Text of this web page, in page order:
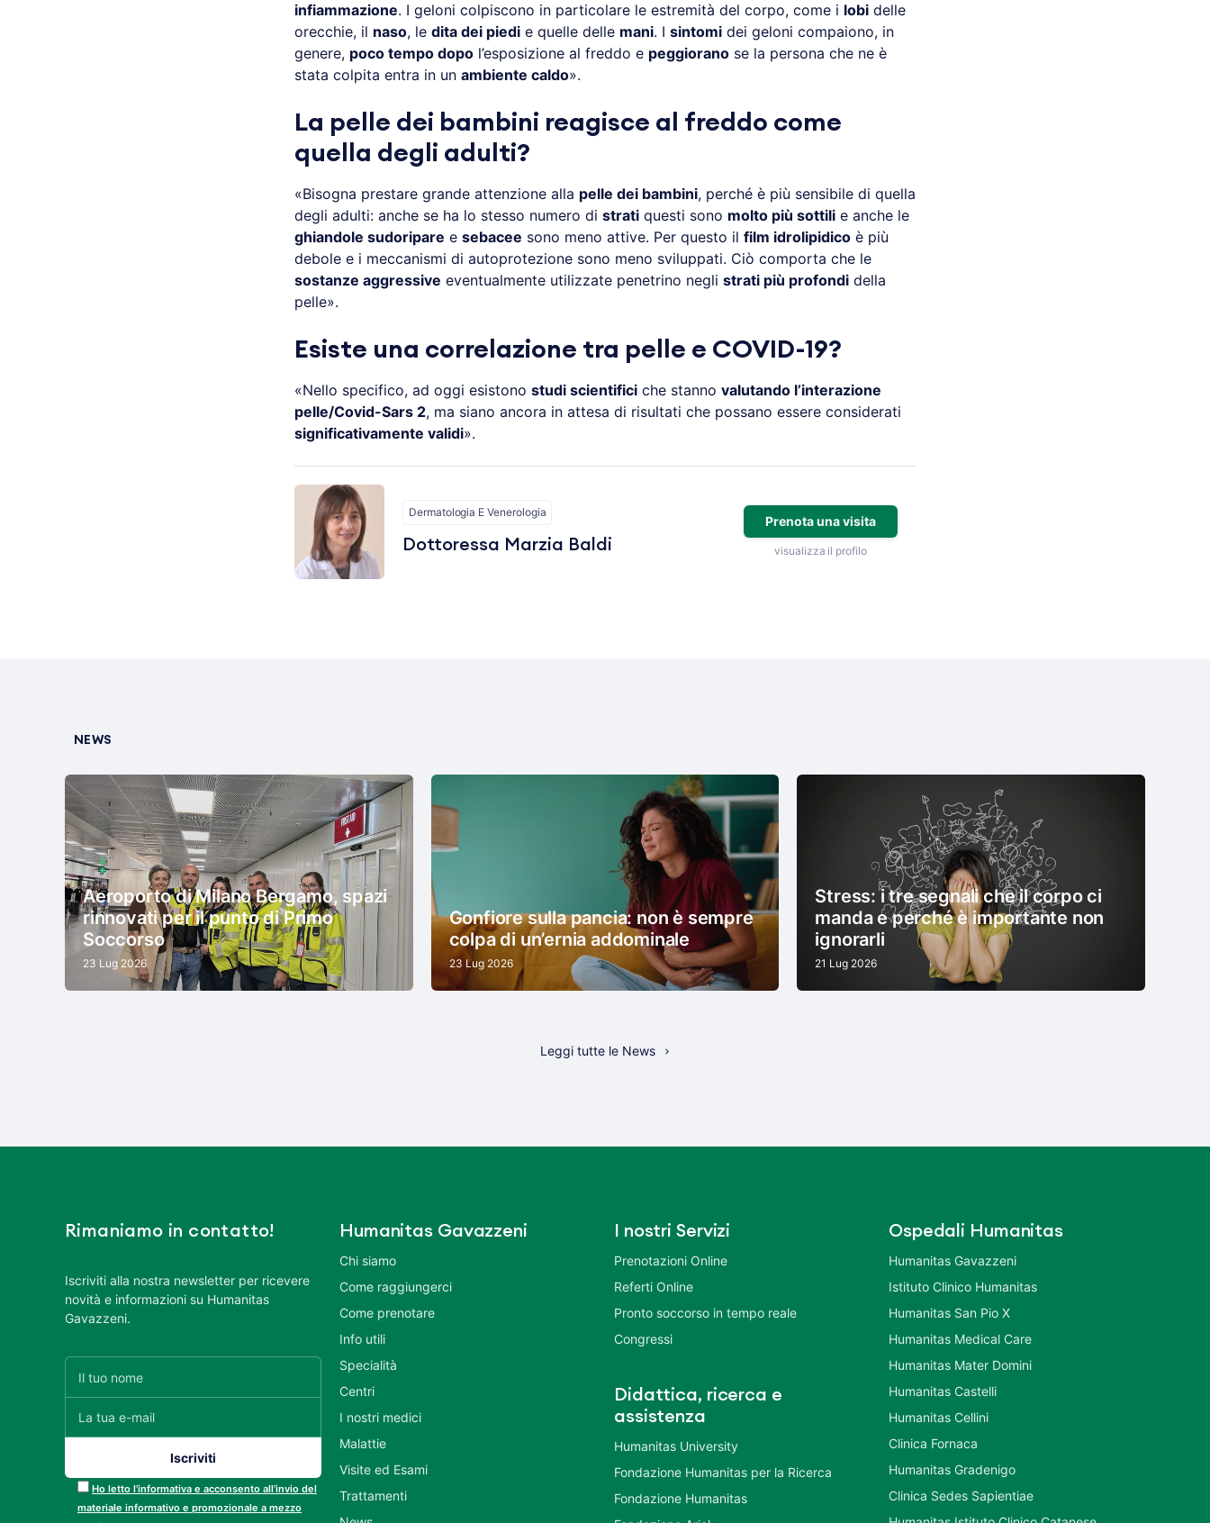
infiammazione. I geloni colpiscono in particolare le estremità del corpo, come i lobi delle
orecchie, il naso, le dita dei piedi e quelle delle mani. I sintomi dei geloni compaiono, in
genere, poco tempo dopo l’esposizione al freddo e peggiorano se la persona che ne è
stata colpita entra in un ambiente caldo».
La pelle dei bambini reagisce al freddo come
quella degli adulti?
«Bisogna prestare grande attenzione alla pelle dei bambini, perché è più sensibile di quella
degli adulti: anche se ha lo stesso numero di strati questi sono molto più sottili e anche le
ghiandole sudoripare e sebacee sono meno attive. Per questo il film idrolipidico è più
debole e i meccanismi di autoprotezione sono meno sviluppati. Ciò comporta che le
sostanze aggressive eventualmente utilizzate penetrino negli strati più profondi della
pelle».
Esiste una correlazione tra pelle e COVID-19?
«Nello specifico, ad oggi esistono studi scientifici che stanno valutando l’interazione
pelle/Covid-Sars 2, ma siano ancora in attesa di risultati che possano essere considerati
significativamente validi».
Dermatologia E Venerologia
Dottoressa Marzia Baldi
Prenota una visita
visualizza il profilo
NEWS
Aeroporto di Milano Bergamo, spazi
rinnovati per il punto di Primo
Soccorso
23 Lug 2026
Gonfiore sulla pancia: non è sempre
colpa di un’ernia addominale
23 Lug 2026
Stress: i tre segnali che il corpo ci
manda e perché è importante non
ignorarli
21 Lug 2026
Leggi tutte le News
Rimaniamo in contatto!
Iscriviti alla nostra newsletter per ricevere
novità e informazioni su Humanitas
Gavazzeni.
Ho letto l’informativa e acconsento all’invio del
materiale informativo e promozionale a mezzo
Humanitas Gavazzeni
Chi siamo
Come raggiungerci
Come prenotare
Info utili
Specialità
Centri
I nostri medici
Malattie
Visite ed Esami
Trattamenti
I nostri Servizi
Prenotazioni Online
Referti Online
Pronto soccorso in tempo reale
Congressi
Didattica, ricerca e
assistenza
Humanitas University
Fondazione Humanitas per la Ricerca
Fondazione Humanitas
Ospedali Humanitas
Humanitas Gavazzeni
Istituto Clinico Humanitas
Humanitas San Pio X
Humanitas Medical Care
Humanitas Mater Domini
Humanitas Castelli
Humanitas Cellini
Clinica Fornaca
Humanitas Gradenigo
Clinica Sedes Sapientiae